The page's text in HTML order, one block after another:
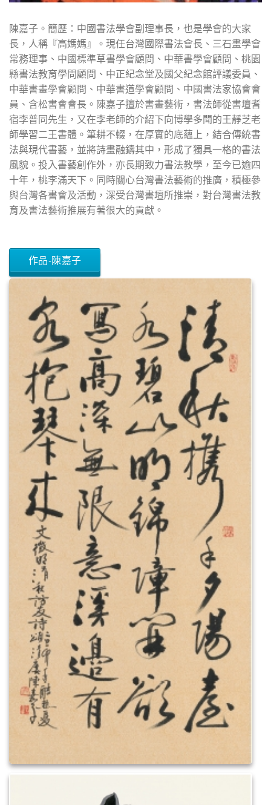
陳嘉子。簡歷：中國書法學會副理事長，也是學會的大家
長，人稱『高媽媽』。現任台灣國際書法會長、三石畫學會
常務理事、中國標準草書學會顧問、中華書學會顧問、桃園
縣書法教育學問顧問、中正紀念堂及國父紀念館評議委員、
中華書畫學會顧問、中華書道學會顧問、中國書法家協會會
員、含松書會會長。陳嘉子擅於書畫藝術，書法師從書壇耆
宿李普同先生，又在李老師的介紹下向博學多聞的王靜芝老
師學習二王書體。筆耕不輟，在厚實的底蘊上，結合傳統書
法與現代書藝，並將詩畫融鑄其中，形成了獨具一格的書法
風貌。投入書藝創作外，亦長期致力書法教學，至今已逾四
十年，桃李滿天下。同時關心台灣書法藝術的推廣，積極參
與台灣各書會及活動，深受台灣書壇所推崇，對台灣書法教
育及書法藝術推展有著很大的貢獻。
作品-陳嘉子